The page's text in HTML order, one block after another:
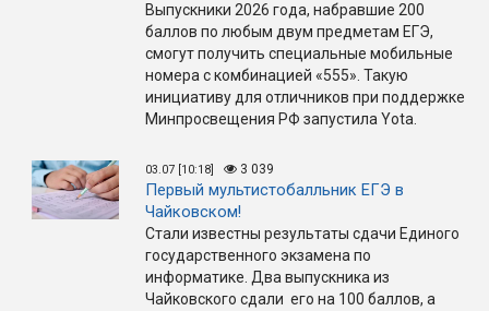
Выпускники 2026 года, набравшие 200
баллов по любым двум предметам ЕГЭ,
смогут получить специальные мобильные
номера с комбинацией «555». Такую
инициативу для отличников при поддержке
Минпросвещения РФ запустила Yota.
03.07 [10:18] 3 039
Первый мультистобалльник ЕГЭ в
Чайковском!
Стали известны результаты сдачи Единого
государственного экзамена по
информатике. Два выпускника из
Чайковского сдали его на 100 баллов, а